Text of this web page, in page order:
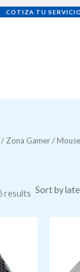
COTIZA TU SERVICIO
/ Zona Gamer/
results
by
latest